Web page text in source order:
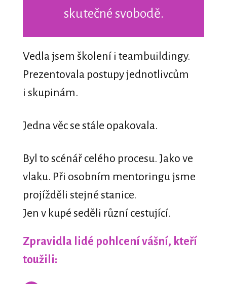
skutečné svobodě.
Vedla jsem školení i teambuildingy.
Prezentovala postupy jednotlivcům
i skupinám.
Jedna věc se stále opakovala.
Byl to scénář celého procesu. Jako ve
vlaku. Při osobním mentoringu jsme
projížděli stejné stanice.
Jen v kupé seděli různí cestující.
Zpravidla lidé pohlcení vášní, kteří
toužili: